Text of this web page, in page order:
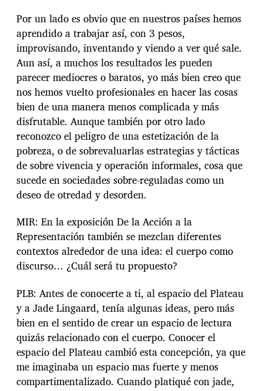
Por un lado es obvio que en nuestros países hemos
aprendido a trabajar así, con 3 pesos,
improvisando, inventando y viendo a ver qué sale.
Aun así, a muchos los resultados les pueden
parecer mediocres o baratos, yo más bien creo que
nos hemos vuelto profesionales en hacer las cosas
bien de una manera menos complicada y más
disfrutable. Aunque también por otro lado
reconozco el peligro de una estetización de la
pobreza, o de sobrevaluarlas estrategias y tácticas
de sobre vivencia y operación informales, cosa que
sucede en sociedades sobre-reguladas como un
deseo de otredad y desorden.
MIR: En la exposición De la Acción a la
Representación también se mezclan diferentes
contextos alrededor de una idea: el cuerpo como
discurso… ¿Cuál será tu propuesto?
PLB: Antes de conocerte a ti, al espacio del Plateau
y a Jade Lingaard, tenía algunas ideas, pero más
bien en el sentido de crear un espacio de lectura
quizás relacionado con el cuerpo. Conocer el
espacio del Plateau cambió esta concepción, ya que
me imaginaba un espacio mas fuerte y menos
compartimentalizado. Cuando platiqué con jade,